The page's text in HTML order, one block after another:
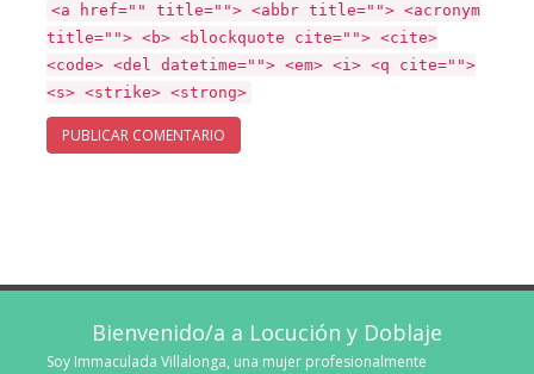
<a href="" title=""> <abbr title=""> <acronym
title=""> <b> <blockquote cite=""> <cite>
<code> <del datetime=""> <em> <i> <q cite="">
<s> <strike> <strong>
Bienvenido/a a Locución y Doblaje
Soy Immaculada Villalonga, una mujer profesionalmente